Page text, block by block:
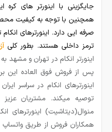
جایگزینی با اینورتر های کره
همچنین با توجه به کیفیت
ترمز داخلی هستند. بطور کلی
اینورتر انکام در تهران و
پس از فروش فوق العاده این
اینورترهای انکام در سراسر
توصیه میکند. مشتریان عزیز
منوال(دیتاشیت) اینورترهای